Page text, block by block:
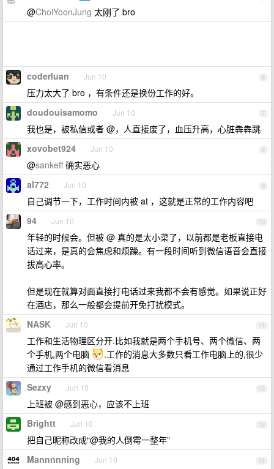
@ChoiYoonJung 太刚了 bro
6
coderluan Jun 10
压力太大了 bro ，有条件还是换份工作的好。
7
doudouisamomo Jun 10
我也是，被私信或者 @，人直接废了，血压升高，心脏犇犇跳
8
xovobet924 Jun 10
@sankeff确实恶心
9
al772 Jun 10
自己调节一下，工作时间内被 at ，这就是正常的工作内容吧
10
94 Jun 10
年轻的时候会。但被 @ 真的是太小菜了，以前都是老板直接电
话过来，是真的会焦虑和烦躁。有一段时间听到微信语音会直接
拔高心率。
但是现在就算对面直接打电话过来我都不会有感觉。如果说正好
在酒店，那么一般都会提前开免打扰模式。
11
NASK Jun 10
工作和生活物理区分开.比如我就是两个手机号、两个微信、两
个手机,两个电脑
.工作的消息大多数只看工作电脑上的,很少
通过工作手机的微信看消息
12
Sezxy Jun 10
上班被 @感到恶心，应该不上班
13
Brightt Jun 10
把自己昵称改成“@我的人倒霉一整年”
14
Mannnnning Jun 10